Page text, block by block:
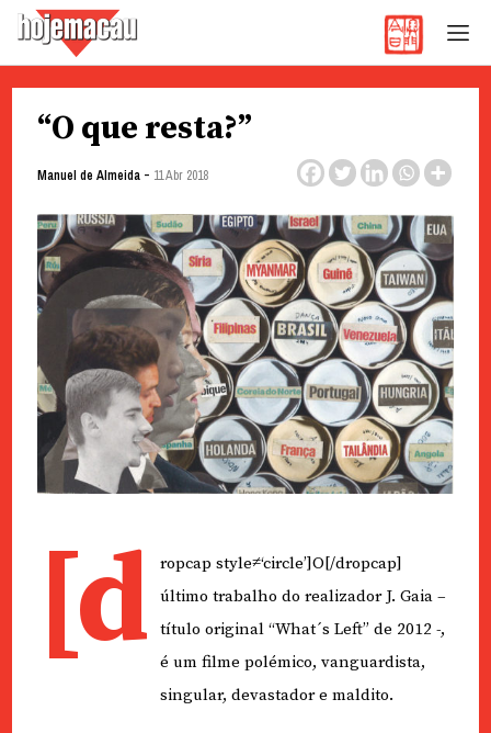
“O que resta?”
Manuel de Almeida- 11 Abr 2018
[d
ropcap style≠‘circle’]O[/dropcap]
último trabalho do realizador J. Gaia –
título original “What´s Left” de 2012 -,
é um filme polémico, vanguardista,
singular, devastador e maldito.